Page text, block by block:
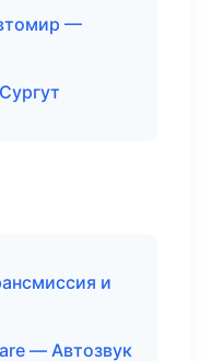
—
и
— Автозвук